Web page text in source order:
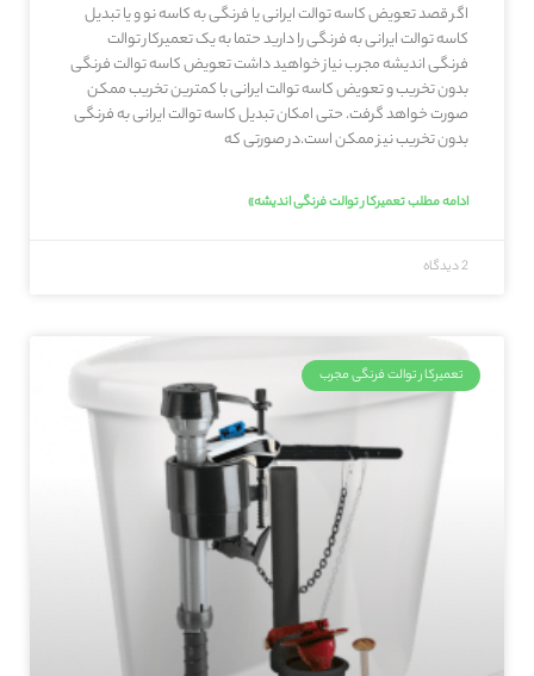
اگر قصد تعویض کاسه توالت ایرانی یا فرنگی به کاسه نو و یا تبدیل
کاسه توالت ایرانی به فرنگی را دارید حتما به یک تعمیرکار توالت
فرنگی اندیشه مجرب نیاز خواهید داشت تعویض کاسه توالت فرنگی
بدون تخریب و تعویض کاسه توالت ایرانی با کمترین تخریب ممکن
صورت خواهد گرفت. حتی امکان تبدیل کاسه توالت ایرانی به فرنگی
بدون تخریب نیز ممکن است.در صورتی که
ادامه مطلب تعمیرکار توالت فرنگی اندیشه»
2 دیدگاه
تعمیرکار توالت فرنگی مجرب